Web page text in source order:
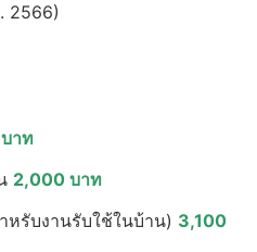
2566)
าท
2,000 บาท
หรับงานรับใช้ในบ้าน) 3,100